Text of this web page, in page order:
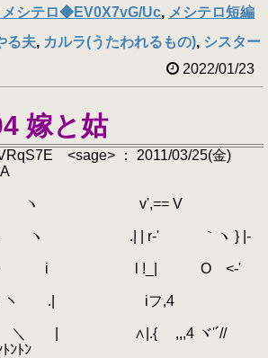
メシテロ◆EV0X7vG/Uc, メシテロ短編
る夫, カルラ(うたわれるもの), シスター
2022/01/23
嫁と姑
<sage> ： 2011/03/25(金)
ヽ v',== V
,- ヽ .| | r-' ｀ヽ } |-
ﾍ ヽ i l !_| O <-'
ヽ ヽヽ .| iフ,4
| ∧|.{ ゝ,,,4 ヾ'´//
ﾝ